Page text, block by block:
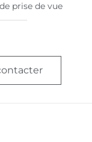
prise de vue